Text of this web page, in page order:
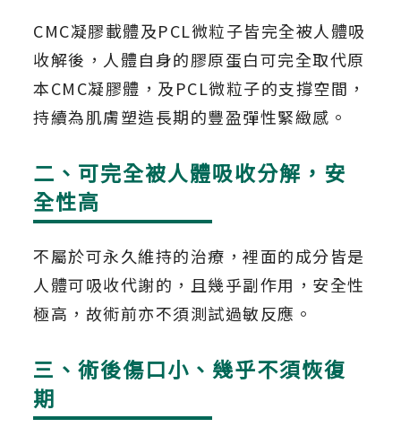
CMC凝膠載體及PCL微粒子皆完全被人體吸
收解後，人體自身的膠原蛋白可完全取代原
本CMC凝膠體，及PCL微粒子的支撐空間，
持續為肌膚塑造長期的豐盈彈性緊緻感。
二、可完全被人體吸收分解，安
全性高
不屬於可永久維持的治療，裡面的成分皆是
人體可吸收代謝的，且幾乎副作用，安全性
極高，故術前亦不須測試過敏反應。
三、術後傷口小、幾乎不須恢復
期